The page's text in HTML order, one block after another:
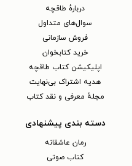
دربارهٔ طاقچه
سوال‌های متداول
فروش سازمانی
خرید کتابخوان
اپلیکیشن کتاب طاقچه
هدیه اشتراک بی‌نهایت
مجلهٔ معرفی و نقد کتاب
دسته بندی پیشنهادی
رمان عاشقانه
کتاب‌ صوتی